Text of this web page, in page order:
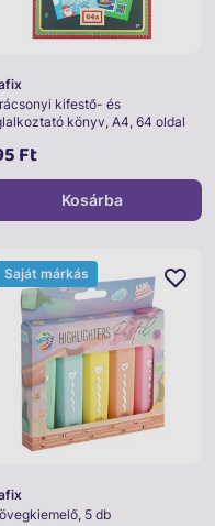
kifestő- és
könyv, A4, 64 oldal
Ft
Kosárba
5 db
Saját márkás